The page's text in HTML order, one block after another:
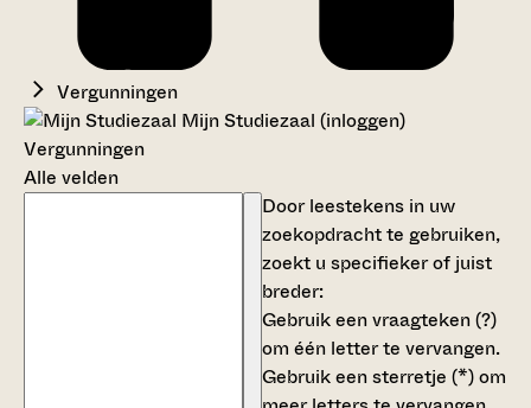
Vergunningen
Mijn Studiezaal (inloggen)
Vergunningen
Alle velden
Door leestekens in uw
zoekopdracht te gebruiken,
zoekt u specifieker of juist
breder:
Gebruik eenvraagteken (?)
om één letter te vervangen.
Gebruik eensterretje (*)om